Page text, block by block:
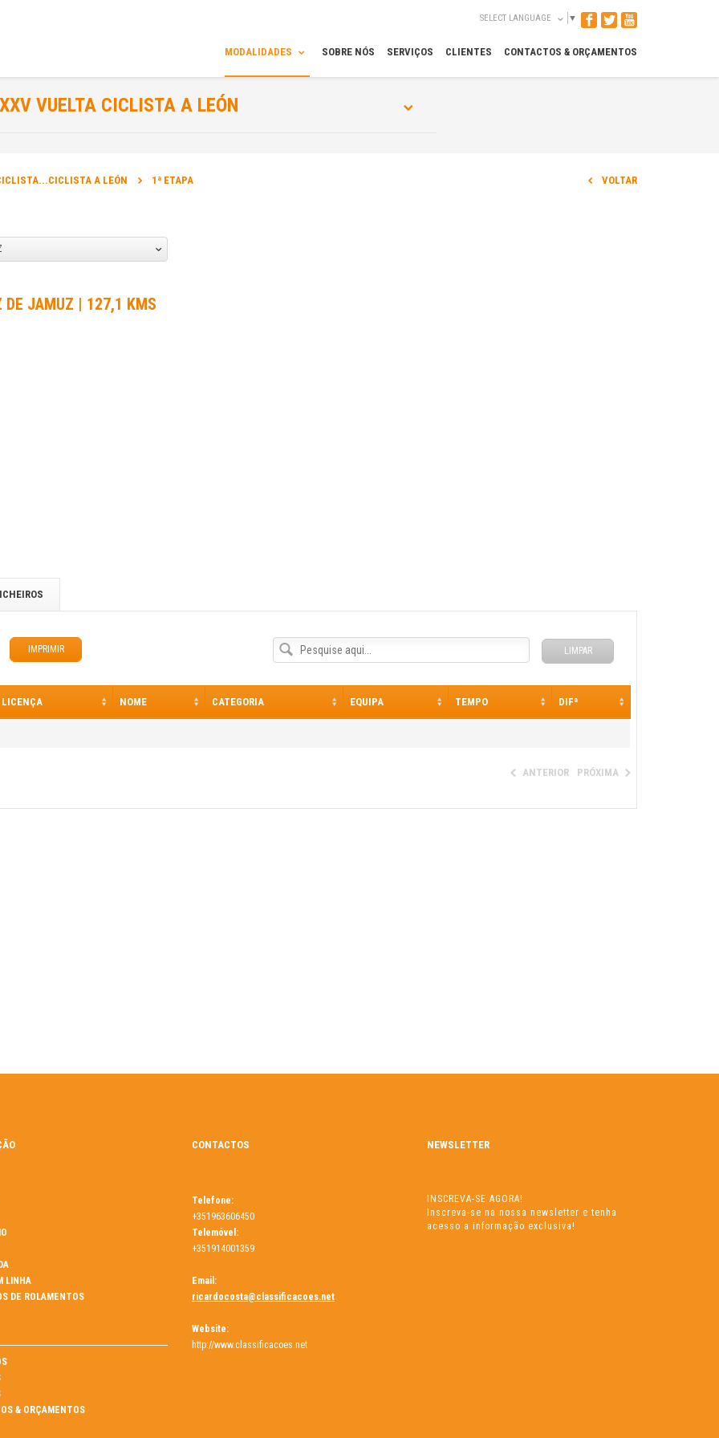
SELECT LANGUAGE ▼
MODALIDADES SOBRE NÓS SERVIÇOS CLIENTES CONTACTOS & ORÇAMENTOS
XXV VUELTA CICLISTA A LEÓN
INFORMAÇÃO
A LEÓN 1ª ETAPA VOLTAR
DE JAMUZ | 127,1 KMS
IMPRIMIR LIMPAR
LICENÇA NOME CATEGORIA EQUIPA TEMPO DIFª
ANTERIOR PRÓXIMA
LINHA
DE ROLAMENTOS
& ORÇAMENTOS
CONTACTOS
Telefone:
+351963606450
Telemóvel:
+351914001359
Email:
ricardocosta@classificacoes.net
Website:
http://www.classificacoes.net
NEWSLETTER
INSCREVA-SE AGORA!
Inscreva-se na nossa newsletter e tenha
acesso a informação exclusiva!